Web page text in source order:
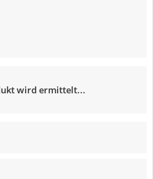
wird ermittelt...